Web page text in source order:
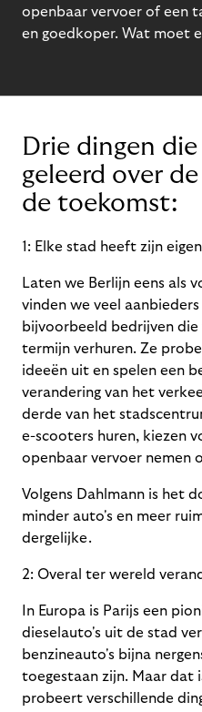
openbaar vervoer of een
en goedkoper. Wat moet
Drie dingen
geleerd over
de toekomst:
1: E lke stad heeft zijn
Laten we Berlijn eens als
vinden we veel
bijvoorbeeld bedrijven
termijn verhuren. Ze
ideeën uit en spelen een
verandering van het
derde van het
e-scooters huren, kiezen
openbaar vervoer nemen
Volgens Dahlmann is het
minder auto's en meer
dergelijke.
2: Overal ter wereld
In Europa is Parijs een
dieselauto's uit de stad
benzineauto's bijna
toegestaan zijn. Maar dat
probeert verschillende